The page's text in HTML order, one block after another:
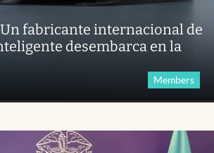
Un fabricante internacional de
desembarca en la
Members